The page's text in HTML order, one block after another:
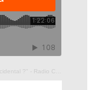
Courtoisie - 30/10/2023